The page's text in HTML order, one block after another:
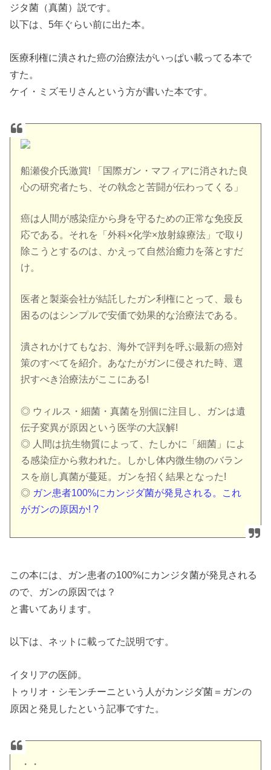
ジタ菌（真菌）説です。
以下は、5年ぐらい前に出た本。
医療利権に潰された癌の治療法がいっぱい載ってる本で
すた。
ケイ・ミズモリさんという方が書いた本です。
船瀬俊介氏激賞! 「国際ガン・マフィアに消された良
心の研究者たち、その執念と苦闘が伝わってくる」
癌は人間が感染症から身を守るための正常な免疫反
応である。それを「外科×化学×放射線療法」で取り
除こうとするのは、かえって自然治癒力を落とすだ
け。
医者と製薬会社が結託したガン利権にとって、最も
困るのはシンプルで安価で効果的な治療法である。
潰されかけてもなお、海外で評判を呼ぶ最新の癌対
策のすべてを紹介。あなたがガンに侵された時、選
択すべき治療法がここにある!
◎ ウィルス・細菌・真菌を別個に注目し、ガンは遺
伝子変異が原因という医学の大誤解!
◎ 人間は抗生物質によって、たしかに「細菌」によ
る感染症から救われた。しかし体内微生物のバラン
スを崩し真菌が蔓延。ガンを招く結果となった!
◎ ガン患者100%にカンジダ菌が発見される。これ
がガンの原因か! ?
この本には、ガン患者の100%にカンジタ菌が発見される
ので、ガンの原因では？
と書いてあります。
以下は、ネットに載ってた説明です。
イタリアの医師。
トゥリオ・シモンチーニという人がカンジダ菌＝ガンの
原因と発見したという記事ですた。
・・